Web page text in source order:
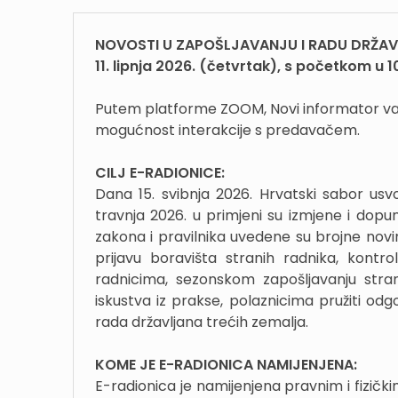
NOVOSTI U ZAPOŠLJAVANJU I RADU
11. lipnja 2026. (četvrtak), s početkom u
Putem platforme ZOOM, Novi informator
mogućnost interakcije s predavačem.
CILJ E-RADIONICE:
Dana 15. svibnja 2026. Hrvatski sabor
travnja 2026. u primjeni su izmjene i
zakona i pravilnika uvedene su brojne
prijavu boravišta stranih radnika,
radnicima, sezonskom zapošljavanju
iskustva iz prakse, polaznicima pružiti
rada državljana trećih zemalja.
KOME JE E-RADIONICA NAMIJENJENA:
E-radionica je namijenjena pravnim i